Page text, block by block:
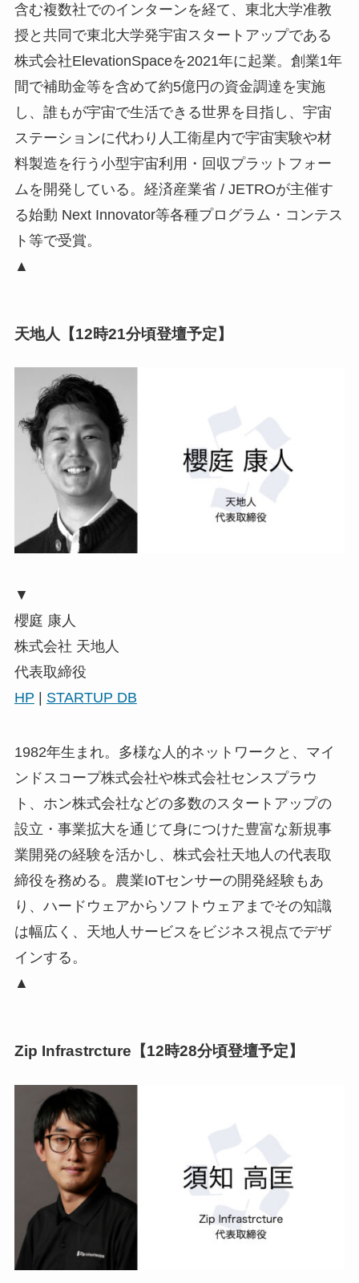
含む複数社でのインターンを経て、東北大学准教
授と共同で東北大学発宇宙スタートアップである
株式会社ElevationSpaceを2021年に起業。創業1年
間で補助金等を含めて約5億円の資金調達を実施
し、誰もが宇宙で生活できる世界を目指し、宇宙
ステーションに代わり人工衛星内で宇宙実験や材
料製造を行う小型宇宙利用・回収プラットフォー
ムを開発している。経済産業省 / JETROが主催す
る始動 Next Innovator等各種プログラム・コンテス
ト等で受賞。
▲
天地人【12時21分頃登壇予定】
▼
櫻庭 康人
株式会社 天地人
代表取締役
HP
STARTUP DB
1982年生まれ。多様な人的ネットワークと、マイ
ンドスコープ株式会社や株式会社センスプラウ
ト、ホン株式会社などの多数のスタートアップの
設立・事業拡大を通じて身につけた豊富な新規事
業開発の経験を活かし、株式会社天地人の代表取
締役を務める。農業IoTセンサーの開発経験もあ
り、ハードウェアからソフトウェアまでその知識
は幅広く、天地人サービスをビジネス視点でデザ
インする。
▲
Zip Infrastrcture【12時28分頃登壇予定】